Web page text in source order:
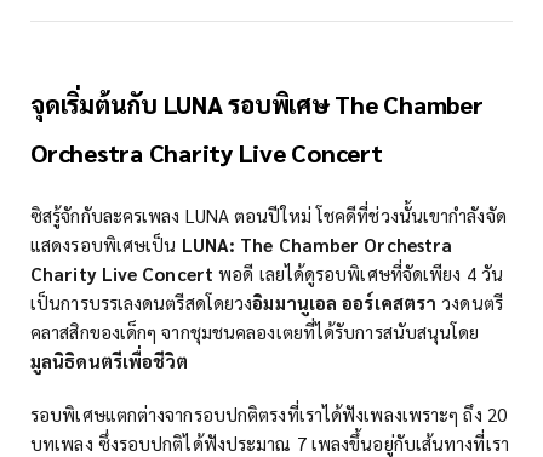
จุดเริ่มต้นกับ LUNA รอบพิเศษ The Chamber
Orchestra Charity Live Concert
ซิสรู้จักกับละครเพลง LUNA ตอนปีใหม่ โชคดีที่ช่วงนั้นเขากำลังจัด
แสดงรอบพิเศษเป็น LUNA: The Chamber Orchestra
Charity Live Concert พอดี เลยได้ดูรอบพิเศษที่จัดเพียง 4 วัน
เป็นการบรรเลงดนตรีสดโดยวงอิมมานูเอล ออร์เคสตราวงดนตรี
คลาสสิกของเด็กๆ จากชุมชนคลองเตยที่ได้รับการสนับสนุนโดย
มูลนิธิดนตรีเพื่อชีวิต
รอบพิเศษแตกต่างจากรอบปกติตรงที่เราได้ฟังเพลงเพราะๆ ถึง 20
บทเพลง ซึ่งรอบปกติได้ฟังประมาณ 7 เพลงขึ้นอยู่กับเส้นทางที่เรา